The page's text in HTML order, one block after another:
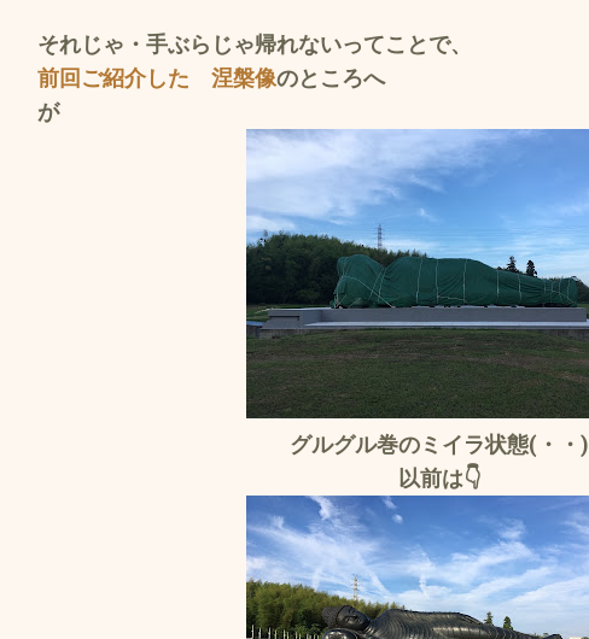
それじゃ・手ぶらじゃ帰れないってことで、
前回ご紹介した 涅槃像のところへ
が
グルグル巻のミイラ状態(・・)
以前は👇